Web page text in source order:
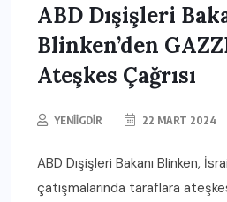
ABD Dışişleri
Blinken’den
Ateşkes Çağrısı
YENIIGDIR 22 MART 2024
ABD Dışişleri Bakanı Blinken,
çatışmalarında taraflara